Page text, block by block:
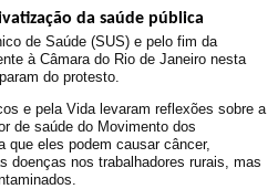
da saúde pública
de Saúde (SUS) e pelo fim da
à Câmara do Rio de Janeiro nesta
do protesto.
e pela Vida levaram reflexões sobre a
de saúde do Movimento dos
que eles podem causar câncer,
doenças nos trabalhadores rurais, mas